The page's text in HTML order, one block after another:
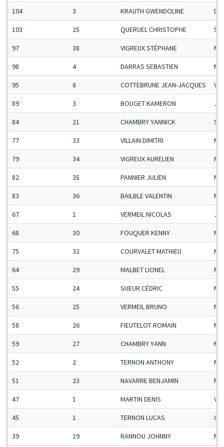
104 3 KRAUTH GWENDOLINE
103 25 QUERUEL CHRISTOPHE
97 38 VIGREUX STÉPHANE
98 4 DARRAS SEBASTIEN
95 8 COTTEBRUNE JEAN-JACQUES Vet
89 3 BOUGET KAMERON
84 21 CHAMBRY YANNICK
77 33 VILLAIN DIMITRI
79 34 VIGREUX AURELIEN
82 35 PANNIER JULIEN
83 36 BAILBLE VALENTIN
67 1 VERMEIL NICOLAS
68 30 FOUQUER KENNY
75 32 COURVALET MATHIEU
64 29 MALBET LIONEL
55 24 SUEUR CÉDRIC
56 25 VERMEIL BRUNO
58 26 FIEUTELOT ROMAIN
59 27 CHAMBRY YANN
52 2 TERNON ANTHONY
51 23 NAVARRE BENJAMIN
47 1 MARTIN DENIS Vet
45 1 TERNON LUCAS
39 19 RANNOU JOHNNY